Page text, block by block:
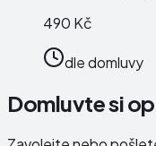
490 Kč
dle domluvy
Domluvte si